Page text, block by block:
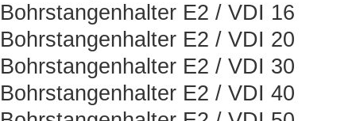
Bohrstangenhalter E2 / VDI 16
Bohrstangenhalter E2 / VDI 20
Bohrstangenhalter E2 / VDI 30
Bohrstangenhalter E2 / VDI 40